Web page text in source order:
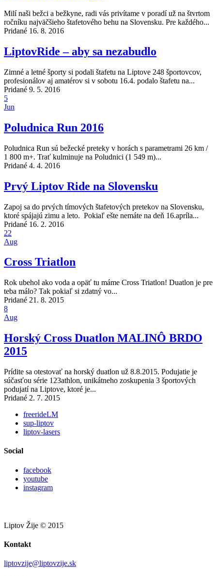
Milí naši bežci a bežkyne, radi vás privítame v poradí už na štvrtom
ročníku najväčšieho štafetového behu na Slovensku. Pre každého...
Pridané 16. 8. 2016
LiptovRide – aby sa nezabudlo
Zimné a letné športy si podali štafetu na Liptove 248 športovcov,
profesionálov aj amatérov si v sobotu 16.4. podalo štafetu na...
Pridané 9. 5. 2016
5
Jun
Poludnica Run 2016
Poludnica Run sú bežecké preteky v horách s parametrami 26 km /
1 800 m+. Trať kulminuje na Poludnici (1 549 m)...
Pridané 4. 4. 2016
Prvý Liptov Ride na Slovensku
Zapoj sa do prvých tímových štafetových pretekov na Slovensku,
ktoré spájajú zimu a leto. Pokiaľ ešte nemáte na deň 16.apríla...
Pridané 16. 2. 2016
22
Aug
Cross Triatlon
Rok ubehol ako voda a opäť tu máme Cross Triatlon! Duatlon je pre
teba málo? Tak pokiaľ si zdatný vo...
Pridané 21. 8. 2015
8
Aug
Horský Cross Duatlon MALINÔ BRDO
2015
Prídite sa otestovať na horský duatlon už 8.8.2015. Podujatie je
súčasťou série 123athlon, unikátneho zoskupenia 3 športových
podujatí na Liptove, ktoré je...
Pridané 2. 7. 2015
freerideLM
sup-liptov
liptov-lasers
Social
facebook
youtube
instagram
Liptov Žije © 2015
Kontakt
liptovzije@liptovzije.sk